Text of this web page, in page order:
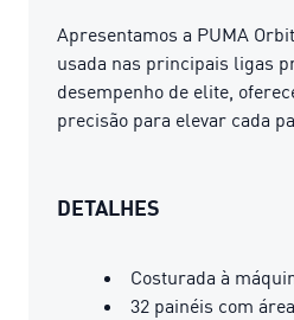
Apresentamos a PUMA
usada nas principais ligas
desempenho de elite,
precisão para elevar cada
DETALHES
Costurada à
32 painéis com